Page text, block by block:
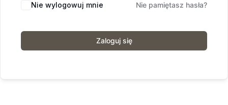
Nie wylogowuj mnie Nie pamiętasz hasła?
Zaloguj się